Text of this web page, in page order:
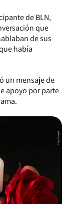
de BLN,
que
de sus
había
un mensaje de
apoyo por parte